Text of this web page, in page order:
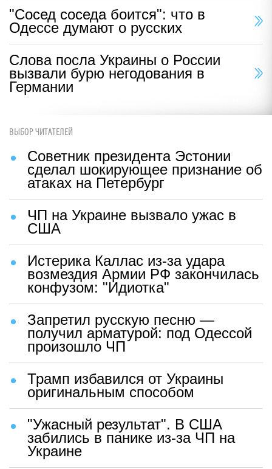
"Сосед соседа боится": что в
Одессе думают о русских
Слова посла Украины о России
вызвали бурю негодования в
Германии
ВЫБОР ЧИТАТЕЛЕЙ
Советник президента Эстонии
сделал шокирующее признание об
атаках на Петербург
ЧП на Украине вызвало ужас в
США
Истерика Каллас из-за удара
возмездия Армии РФ закончилась
конфузом: "Идиотка"
Запретил русскую песню —
получил арматурой: под Одессой
произошло ЧП
Трамп избавился от Украины
оригинальным способом
"Ужасный результат". В США
забились в панике из-за ЧП на
Украине